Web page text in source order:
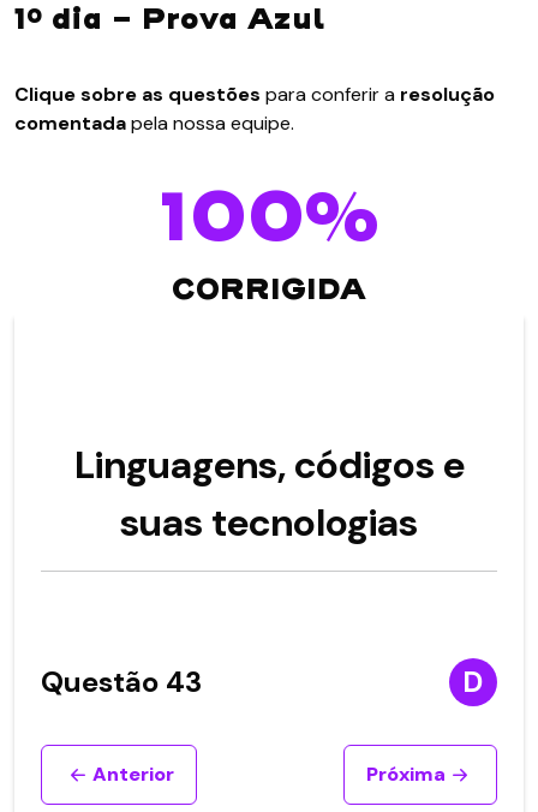
1º dia - Prova Azul
Clique sobre as questões para conferir a resolução
comentadapela nossa equipe.
100%
CORRIGIDA
Linguagens, códigos e
suas tecnologias
Questão 43 D
Anterior Próxima